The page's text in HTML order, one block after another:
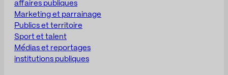
affaires publiques
Marketing et parrainage
Publics et territoire
Sport et talent
Médias et reportages
institutions publiques